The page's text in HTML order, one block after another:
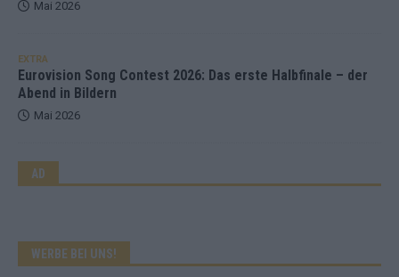
Mai 2026
EXTRA
Eurovision Song Contest 2026: Das erste Halbfinale – der
Abend in Bildern
Mai 2026
AD
WERBE BEI UNS!